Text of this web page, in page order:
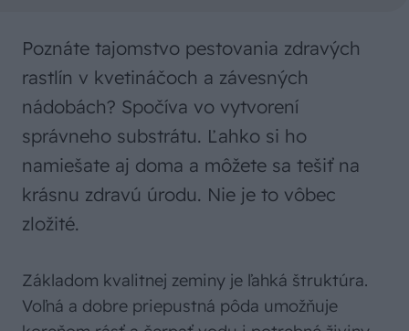
Poznáte tajomstvo pestovania zdravých
rastlín v kvetináčoch a závesných
nádobách? Spočíva vo vytvorení
správneho substrátu. Ľahko si ho
namiešate aj doma a môžete sa tešiť na
krásnu zdravú úrodu. Nie je to vôbec
zložité.
Základom kvalitnej zeminy je ľahká štruktúra.
Voľná a dobre priepustná pôda umožňuje